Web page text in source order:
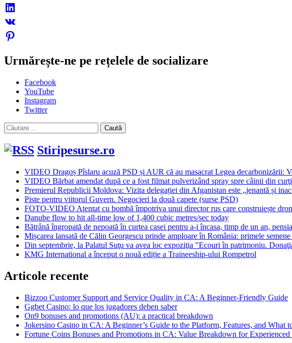
Urmărește-ne pe rețelele de socializare
Facebook
YouTube
Instagram
Twitter
Caută
după:
Stiripesurse.ro
VIDEO Dragoș Pîslaru acuză PSD și AUR că au masacrat Legea decarbonizării:
VIDEO Bărbat amendat după ce a fost filmat pulverizând spray spre câinii din
Premierul Republicii Moldova: Vizita delegației din Afganistan este „jenantă și
Piste pentru viitorul Guvern. Negocieri la două capete (surse PSD)
FOTO-VIDEO Atentat cu bombă împotriva unui director rus care construiește
Danube flow to hit all-time low of 1,400 cubic metres/sec today
Bătrână îngropată de nepoată în curtea casei pentru a-i încasa, timp de un an,
Mișcarea lansată de Călin Georgescu prinde amploare în România: primele
Din septembrie, la Palatul Suţu va avea loc expoziţia "Ecouri în patrimoniu.
KMG International a început o nouă ediție a Traineeship-ului Rompetrol
Articole recente
Bizzoo Customer Support and Service Quality in CA: A Beginner-Friendly Guide
Ggbet Casino: lo que los jugadores deben saber
On9 bonuses and promotions (AU): a practical breakdown
Jokersino Casino in CA: A Beginner’s Guide to the Platform, Features, and What
Fortune Coins Bonuses and Promotions in CA: Value Breakdown for Experienced